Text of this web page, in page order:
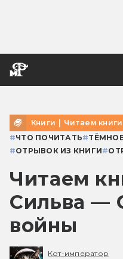
Книги | Читаем книги
#ЧТО ПОЧИТАТЬ#
#ОТРЫВОК ИЗ КНИГИ#
Читаем
Сильва —
войны
Кот-император